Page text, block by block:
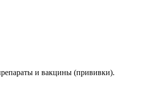
и вакцины (прививки).